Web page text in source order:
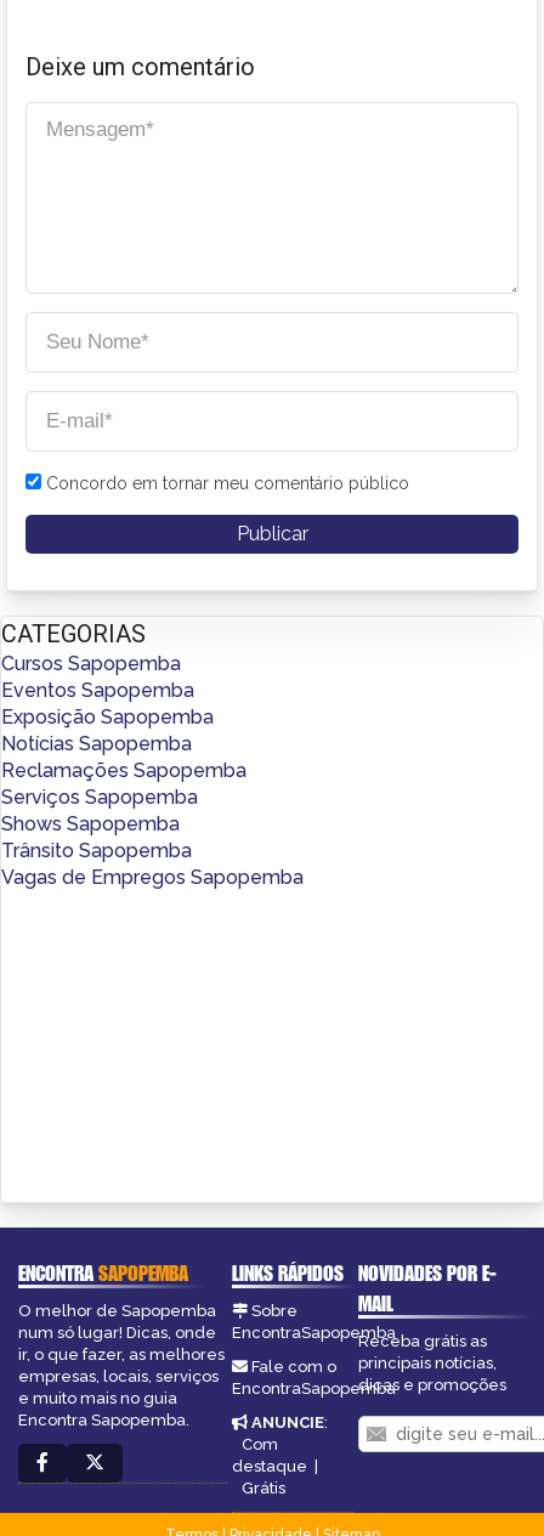
Deixe um comentário
Concordo em tornar meu comentário público
CATEGORIAS
Cursos Sapopemba
Eventos Sapopemba
Exposição Sapopemba
Notícias Sapopemba
Reclamações Sapopemba
Serviços Sapopemba
Shows Sapopemba
Trânsito Sapopemba
Vagas de Empregos Sapopemba
ENCONTRASAPOPEMBA
O melhor de Sapopemba
num só lugar! Dicas, onde
ir, o que fazer, as melhores
empresas, locais, serviços
e muito mais no guia
Encontra Sapopemba.
LINKS RÁPIDOS
Sobre
EncontraSapopemba
Fale com o
EncontraSapopemba
ANUNCIE:
Com
destaque
Grátis
NOVIDADES POR E-
MAIL
Receba grátis as
principais notícias,
dicas e promoções